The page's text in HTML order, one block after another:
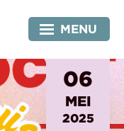
MENU
06
MEI
2025